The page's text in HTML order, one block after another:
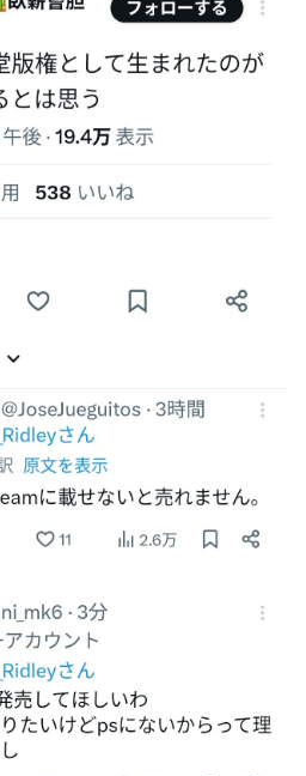
轢いた挙句、道路に倒れてどえら
世界が衝撃
で女が怒ってるのか分かんない奴
じゃなかった…」 日本を知ってし
帰国後『本家』に失望する事態に
道 他
、番組の企画でハッスルしすぎて
受け止めて♡ ←「またへんないき
ーと結婚したグラドル、息子の「自
ショックで泣く
を行っていたと話題に
「そろそろ狩るわ...♥」
●漫画←これｗｗｗ
ッグのファンさん、二人とツーショ
く現れたフィリピン人キャラが可
ビス』主題歌にVTuber起用→また
タメン 先発:杉山遙希（2026.8.9）
強制にしろ、保険にも入れないヤ
改正しろ！！」
栖が好相性の甲府に2-0快勝で5年
は古巣に恩返しPK弾